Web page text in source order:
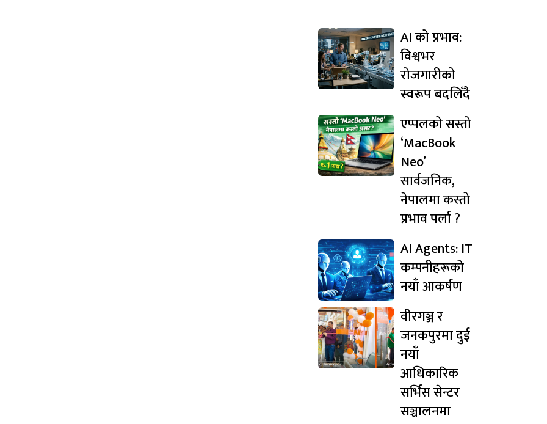
AI को प्रभाव:
विश्वभर
रोजगारीको
स्वरूप बदलिँदै
एप्पलको सस्तो
‘MacBook
Neo’
सार्वजनिक,
नेपालमा कस्तो
प्रभाव पर्ला ?
AI Agents: IT
कम्पनीहरूको
नयाँ आकर्षण
वीरगञ्ज र
जनकपुरमा दुई
नयाँ
आधिकारिक
सर्भिस सेन्टर
सञ्चालनमा